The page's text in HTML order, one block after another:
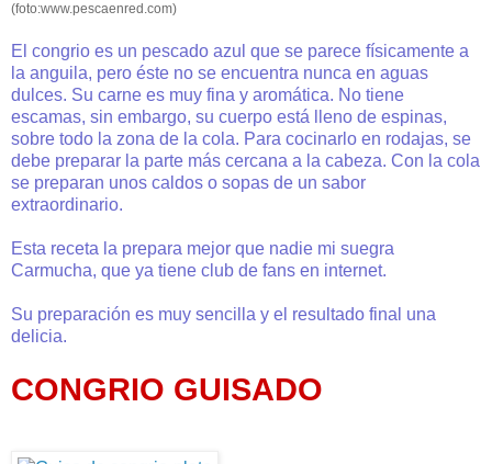
(foto:www.pescaenred.com)
El congrio es un pescado azul que se parece físicamente a
la anguila, pero éste no se encuentra nunca en aguas
dulces. Su carne es muy fina y aromática. No tiene
escamas, sin embargo, su cuerpo está lleno de espinas,
sobre todo la zona de la cola. Para cocinarlo en rodajas, se
debe preparar la parte más cercana a la cabeza. Con la cola
se preparan unos caldos o sopas de un sabor
extraordinario.
Esta receta la prepara mejor que nadie mi suegra
Carmucha, que ya tiene club de fans en internet.
Su preparación es muy sencilla y el resultado final una
delicia.
CONGRIO GUISADO